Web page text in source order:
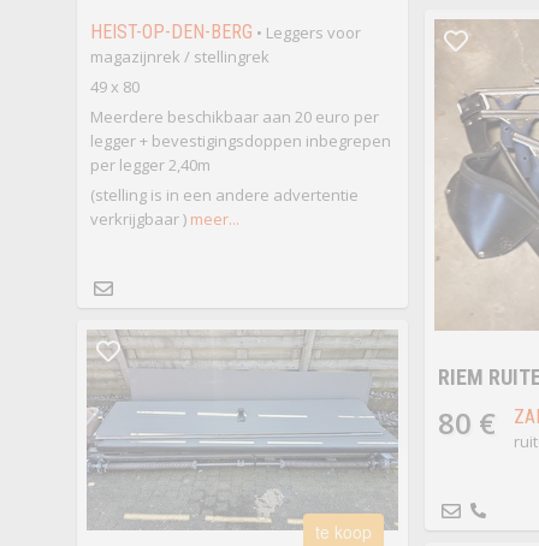
HEIST-OP-DEN-BERG • Leggers voor
magazijnrek / stellingrek
49 x 80
Meerdere beschikbaar aan 20 euro per
legger + bevestigingsdoppen inbegrepen
per legger 2,40m
(stelling is in een andere advertentie
verkrijgbaar ) meer...
RIEM
80 €
te koop